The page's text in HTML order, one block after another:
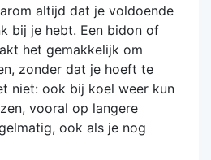
altijd dat je voldoende
bij je hebt. Een bidon of
het gemakkelijk om
zonder dat je hoeft te
niet: ook bij koel weer kun
vooral op langere
ook als je nog